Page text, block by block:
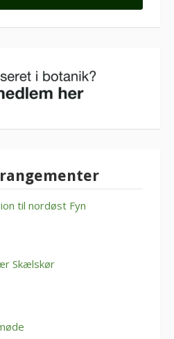
til nordøst Fyn
Skælskør